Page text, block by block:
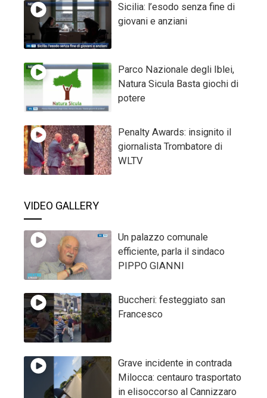
Sicilia: l’esodo senza fine di
giovani e anziani
Parco Nazionale degli Iblei,
Natura Sicula Basta giochi di
potere
Penalty Awards: insignito il
giornalista Trombatore di
WLTV
VIDEO GALLERY
Un palazzo comunale
efficiente, parla il sindaco
PIPPO GIANNI
Buccheri: festeggiato san
Francesco
Grave incidente in contrada
Milocca: centauro trasportato
in elisoccorso al Cannizzaro